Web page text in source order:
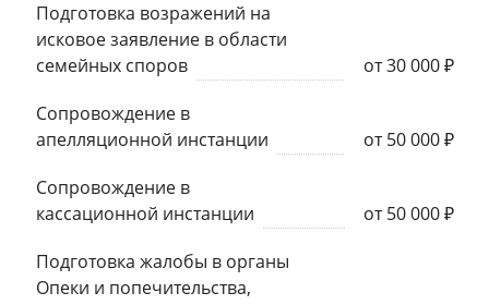
Подготовка возражений на
исковое заявление в области
семейных споров
от 30 000 ₽
Сопровождение в
апелляционной инстанции
от 50 000 ₽
Сопровождение в
кассационной инстанции
от 50 000 ₽
Подготовка жалобы в органы
Опеки и попечительства,